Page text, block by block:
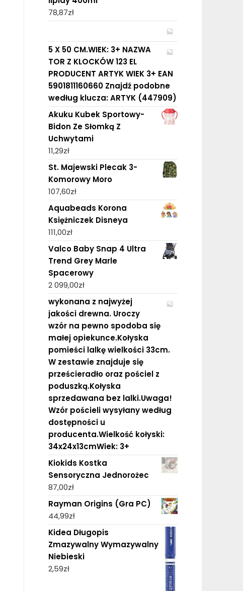
78,87zł
5 X 50 CM.WIEK: 3+ NAZWA
TOR Z KLOCKÓW 123 EL
PRODUCENT ARTYK WIEK 3+ EAN
5901811160660 Znajdź podobne
według klucza: ARTYK (447909)
Akuku Kubek Sportowy-
Bidon Ze Słomką Z
Uchwytami
11,29zł
St. Majewski Plecak 3-
Komorowy Moro
107,60zł
Aquabeads Korona
Księżniczek Disneya
111,00zł
Valco Baby Snap 4 Ultra
Trend Grey Marle
Spacerowy
2 099,00zł
wykonana z najwyżej
jakości drewna. Uroczy
wzór na pewno spodoba się
małej opiekunce.Kołyska
pomieści lalkę wielkości 33cm.
W zestawie znajduje się
prześcieradło oraz pościel z
poduszką.Kołyska
sprzedawana bez lalki.Uwaga!
Wzór pościeli wysyłany według
dostępności u
producenta.Wielkość kołyski:
34x24x13cmWiek: 3+
Kiokids Kostka
Sensoryczna Jednorożec
87,00zł
Rayman Origins (Gra PC)
44,99zł
Kidea Długopis
Zmazywalny Wymazywalny
Niebieski
2,59zł